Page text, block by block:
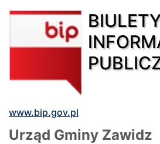
www.bip.gov.pl
Urząd Gminy Zawidz